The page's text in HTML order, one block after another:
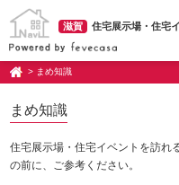
滋賀 住宅展示場・住宅
> まめ知識
まめ知識
住宅展示場・住宅イベントを訪れ
の前に、ご参考ください。